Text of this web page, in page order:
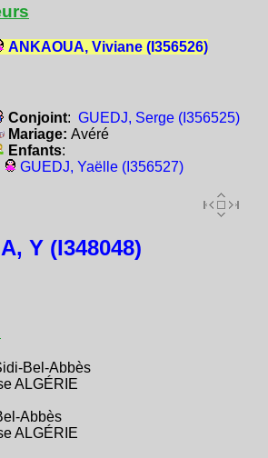
ANKAOUA, Viviane (I356526)
Conjoint: GUEDJ, Serge (I356525)
Mariage: Avéré
Enfants:
GUEDJ, Yaëlle (I356527)
Y (I348048)
Bel-Abbès
ALGÉRIE
Abbès
ALGÉRIE